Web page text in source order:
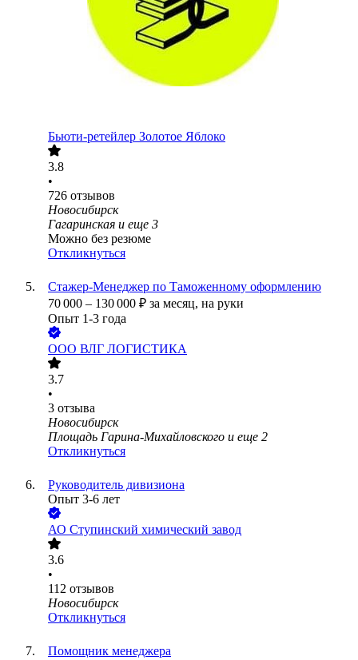
Бьюти-ретейлер Золотое Яблоко
3.8
•
726 отзывов
Новосибирск
Гагаринская и еще 3
Можно без резюме
Откликнуться
Стажер-Менеджер по Таможенному оформлению
70 000 – 130 000 ₽ за месяц, на руки
Опыт 1-3 года
ООО ВЛГ ЛОГИСТИКА
3.7
•
3 отзыва
Новосибирск
Площадь Гарина-Михайловского и еще 2
Откликнуться
Руководитель дивизиона
Опыт 3-6 лет
АО Ступинский химический завод
3.6
•
112 отзывов
Новосибирск
Откликнуться
Помощник менеджера